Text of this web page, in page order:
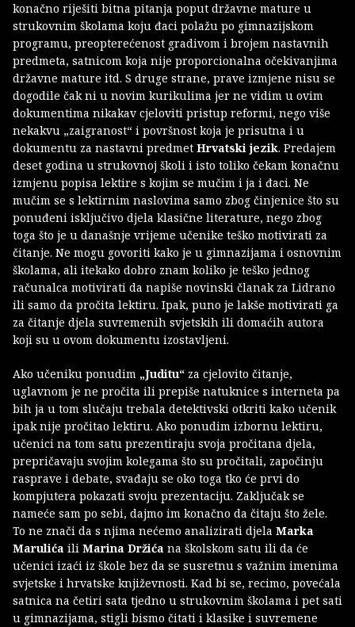
konačno riješiti bitna pitanja poput državne mature u
strukovnim školama koju đaci polažu po gimnazijskom
programu, preopterećenost gradivom i brojem nastavnih
predmeta, satnicom koja nije proporcionalna očekivanjima
državne mature itd. S druge strane, prave izmjene nisu se
dogodile čak ni u novim kurikulima jer ne vidim u ovim
dokumentima nikakav cjeloviti pristup reformi, nego više
nekakvu „zaigranost“ i površnost koja je prisutna i u
dokumentu za nastavni predmet Hrvatski jezik. Predajem
deset godina u strukovnoj školi i isto toliko čekam konačnu
izmjenu popisa lektire s kojim se mučim i ja i đaci. Ne
mučim se s lektirnim naslovima samo zbog činjenice što su
ponuđeni isključivo djela klasične literature, nego zbog
toga što je u današnje vrijeme učenike teško motivirati za
čitanje. Ne mogu govoriti kako je u gimnazijama i osnovnim
školama, ali itekako dobro znam koliko je teško jednog
računalca motivirati da napiše novinski članak za Lidrano
ili samo da pročita lektiru. Ipak, puno je lakše motivirati ga
za čitanje djela suvremenih svjetskih ili domaćih autora
koji su u ovom dokumentu izostavljeni.
Ako učeniku ponudim „Juditu“ za cjelovito čitanje,
uglavnom je ne pročita ili prepiše natuknice s interneta pa
bih ja u tom slučaju trebala detektivski otkriti kako učenik
ipak nije pročitao lektiru. Ako ponudim izbornu lektiru,
učenici na tom satu prezentiraju svoja pročitana djela,
prepričavaju svojim kolegama što su pročitali, započinju
rasprave i debate, svađaju se oko toga tko će prvi do
kompjutera pokazati svoju prezentaciju. Zaključak se
nameće sam po sebi, dajmo im konačno da čitaju što žele.
To ne znači da s njima nećemo analizirati djela Marka
Marulića ili Marina Držića na školskom satu ili da će
učenici izaći iz škole bez da se susretnu s važnim imenima
svjetske i hrvatske književnosti. Kad bi se, recimo, povećala
satnica na četiri sata tjedno u strukovnim školama i pet sati
u gimnazijama, stigli bismo čitati i klasike i suvremene